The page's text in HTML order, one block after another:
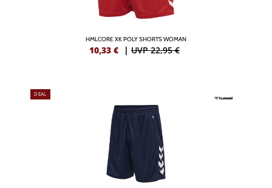
HMLCORE XK POLY SHORTS WOMAN
10,33 € | UVP 22,95 €
DEAL